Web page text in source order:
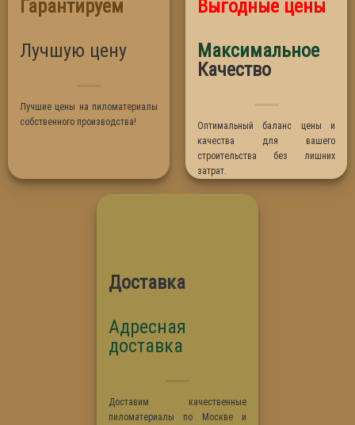
Термо Абаш
Термо Липа
Гарантируем
Лучшую цену
Лучшие цены на пиломатериалы
собственного производства!
Выгодные цены
Максимальное
Качество
Оптимальный баланс цены и
качества для вашего
строительства без лишних
затрат.
Доставка
Адресная
доставка
Доставим качественные
пиломатериалы по Москве и